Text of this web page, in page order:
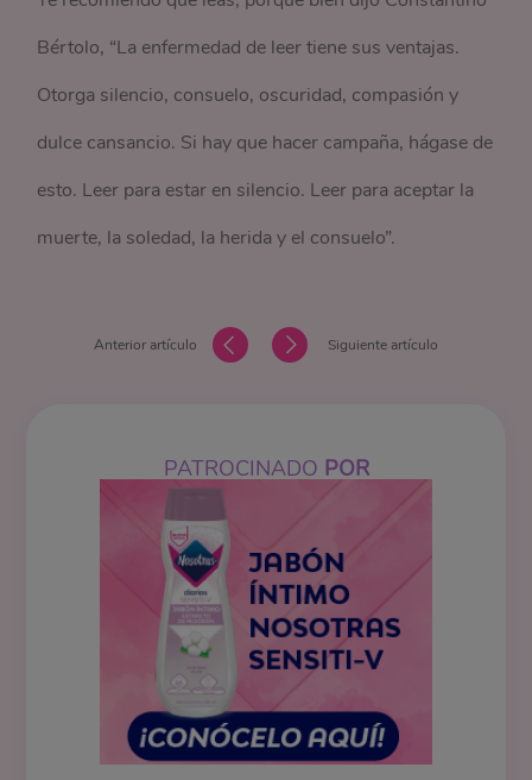
Bértolo, “La enfermedad de leer tiene sus ventajas.
Otorga silencio, consuelo, oscuridad, compasión y
dulce cansancio. Si hay que hacer campaña, hágase de
esto. Leer para estar en silencio. Leer para aceptar la
muerte, la soledad, la herida y el consuelo”.
Anterior artículo Siguiente artículo
PATROCINADO POR